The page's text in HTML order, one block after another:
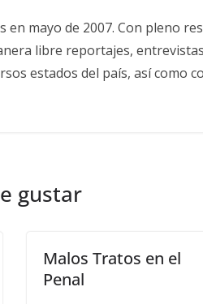
en mayo de 2007. Con pleno
libre reportajes,
estados del país, así como
gustar
Malos Tratos en el
Penal